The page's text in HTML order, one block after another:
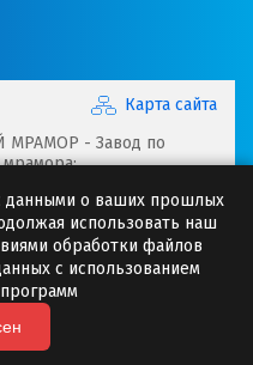
Карта сайта
МРАМОР - Завод по
для буровых растворов
характер и
не может являться
с сайта разрешено
ООО "Полевская
данными о ваших прошлых
использовать наш
обработки файлов
с использованием